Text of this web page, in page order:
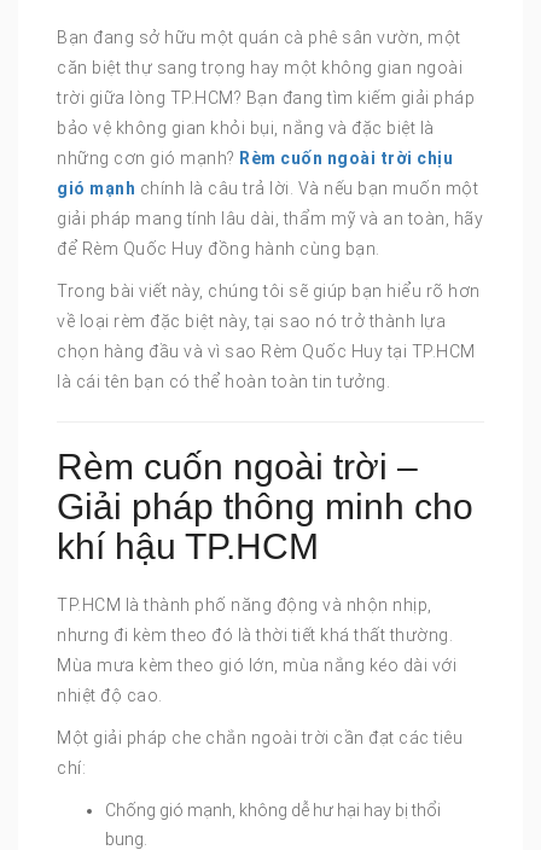
Bạn đang sở hữu một quán cà phê sân vườn, một
căn biệt thự sang trọng hay một không gian ngoài
trời giữa lòng TP.HCM? Bạn đang tìm kiếm giải pháp
bảo vệ không gian khỏi bụi, nắng và đặc biệt là
những cơn gió mạnh? Rèm cuốn ngoài trời chịu
gió mạnh chính là câu trả lời. Và nếu bạn muốn một
giải pháp mang tính lâu dài, thẩm mỹ và an toàn, hãy
để Rèm Quốc Huy đồng hành cùng bạn.
Trong bài viết này, chúng tôi sẽ giúp bạn hiểu rõ hơn
về loại rèm đặc biệt này, tại sao nó trở thành lựa
chọn hàng đầu và vì sao Rèm Quốc Huy tại TP.HCM
là cái tên bạn có thể hoàn toàn tin tưởng.
Rèm cuốn ngoài trời –
Giải pháp thông minh cho
khí hậu TP.HCM
TP.HCM là thành phố năng động và nhộn nhịp,
nhưng đi kèm theo đó là thời tiết khá thất thường.
Mùa mưa kèm theo gió lớn, mùa nắng kéo dài với
nhiệt độ cao.
Một giải pháp che chắn ngoài trời cần đạt các tiêu
chí:
Chống gió mạnh, không dễ hư hại hay bị thổi
bung.